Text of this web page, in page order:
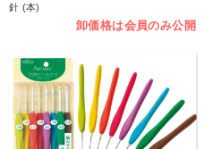
針 (本)
卸価格は会員のみ公開